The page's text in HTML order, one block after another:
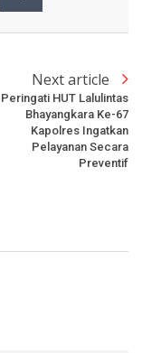
Next article
Peringati HUT Lalulintas
Bhayangkara Ke-67
Kapolres Ingatkan
Pelayanan Secara
Preventif